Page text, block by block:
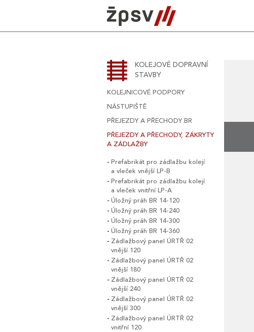
KOLEJOVÉ DOPRAVNÍ
STAVBY
KOLEJNICOVÉ PODPORY
NÁSTUPIŠTĚ
PŘEJEZDY A PŘECHODY BR
PŘEJEZDY A PŘECHODY, ZÁKRYTY
A ZÁDLAŽBY
Prefabrikát pro zádlažbu kolejí
a vleček vnější LP-B
Prefabrikát pro zádlažbu kolejí
a vleček vnitřní LP-A
Úložný práh BR 14-120
Úložný práh BR 14-240
Úložný práh BR 14-300
Úložný práh BR 14-360
Zádlažbový panel ÚRTŘ 02
vnější 120
Zádlažbový panel ÚRTŘ 02
vnější 180
Zádlažbový panel ÚRTŘ 02
vnější 240
Zádlažbový panel ÚRTŘ 02
vnější 300
Zádlažbový panel ÚRTŘ 02
vnitřní 120